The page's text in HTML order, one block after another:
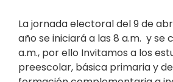
La jornada electoral del 9 de
año se iniciará a las 8 a.m. y se
a.m., por ello Invitamos a los
preescolar, básica primaria y